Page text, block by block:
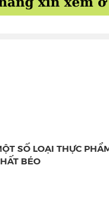
SỐ LOẠI THỰC
BÉO